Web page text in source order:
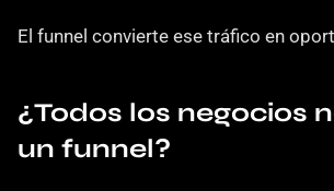
El funnel convierte ese tráfico en
¿Todos los negocios
un funnel?